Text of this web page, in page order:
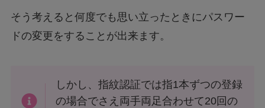
そう考えると何度でも思い立ったときにパスワー
ドの変更をすることが出来ます。
しかし、指紋認証では指1本ずつの登録
の場合でさえ両手両足合わせて20回の